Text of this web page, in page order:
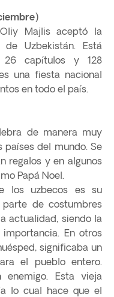
Majlis aceptó la
Uzbekistán. Está
26 capítulos y 128
una fiesta nacional
en todo el país.
de manera muy
del mundo. Se
regalos y en algunos
Papá Noel.
los uzbecos es su
parte de costumbres
actualidad, siendo la
En otros
significaba un
el pueblo entero.
Esta vieja
lo cual hace que el